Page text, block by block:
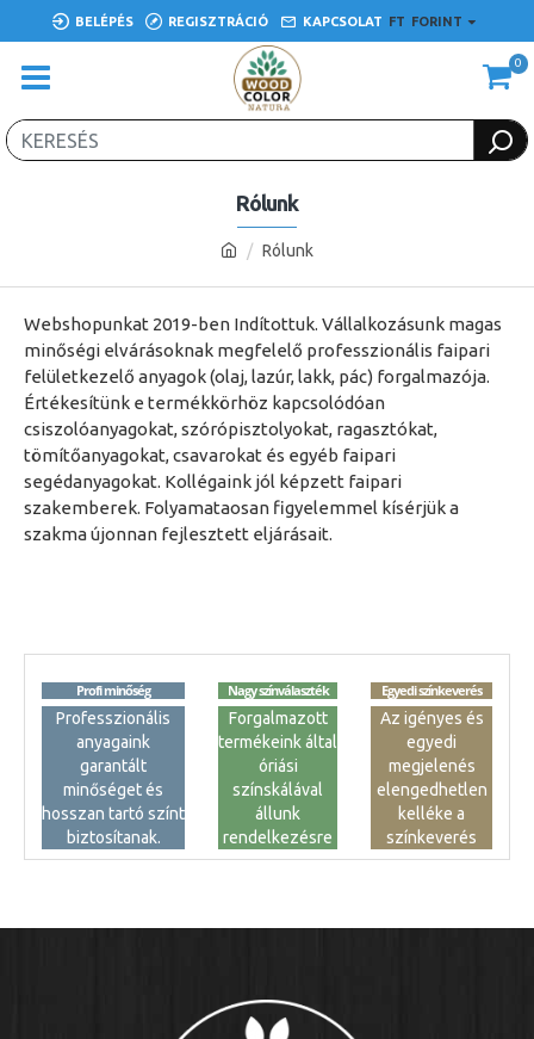
BELÉPÉS REGISZTRÁCIÓ KAPCSOLAT FT FORINT
0
Rólunk
Rólunk
Webshopunkat 2019-ben Indítottuk. Vállalkozásunk magas
minőségi elvárásoknak megfelelő professzionális faipari
felületkezelő anyagok (olaj, lazúr, lakk, pác) forgalmazója.
Értékesítünk e termékkörhöz kapcsolódóan
csiszolóanyagokat, szórópisztolyokat, ragasztókat,
tömítőanyagokat, csavarokat és egyéb faipari
segédanyagokat. Kollégaink jól képzett faipari
szakemberek. Folyamataosan figyelemmel kísérjük a
szakma újonnan fejlesztett eljárásait.
Profi minőség
Professzionális
anyagaink
garantált
minőséget és
hosszan tartó színt
biztosítanak.
Nagy színválaszték
Forgalmazott
termékeink által
óriási
színskálával
állunk
rendelkezésre
Egyedi színkeverés
Az igényes és
egyedi
megjelenés
elengedhetlen
kelléke a
színkeverés